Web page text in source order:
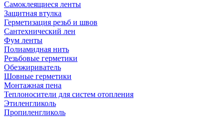
Самоклеящиеся ленты
Защитная втулка
Герметизация резьб и швов
Сантехнический лен
Фум ленты
Полиамидная нить
Резьбовые герметики
Обезжириватель
Шовные герметики
Монтажная пена
Теплоносители для систем отопления
Этиленгликоль
Пропиленгликоль